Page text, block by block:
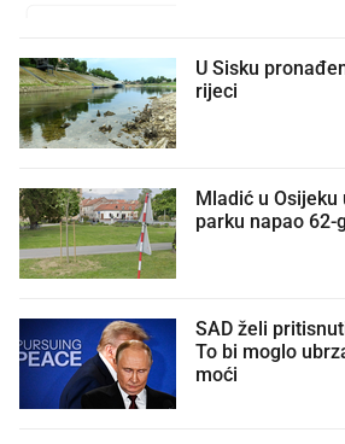
U Sisku
rijeci
Mladić u Osijeku
parku napao 62-
SAD želi
To bi moglo
moći